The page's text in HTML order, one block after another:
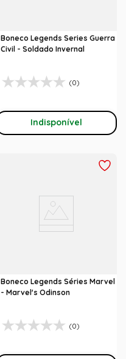
Boneco Legends Series Guerra
Civil - Soldado Invernal
(0)
Indisponível
Boneco Legends Séries Marvel
- Marvel's Odinson
(0)